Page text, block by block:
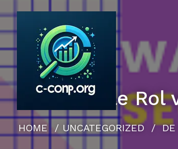
de
inhoud
De Cruciale
HOME / UNCATEGORIZED / DE